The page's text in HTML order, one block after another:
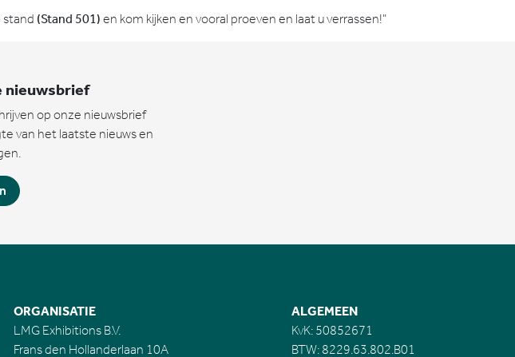
stand (Stand 501) en kom kijken en vooral proeven en laat u verrassen!"
nieuwsbrief
op onze nieuwsbrief
van het laatste nieuws en
ORGANISATIE
LMG Exhibitions B.V.
Frans den Hollanderlaan 10A
ALGEMEEN
KvK: 50852671
BTW: 8229.63.802.B01